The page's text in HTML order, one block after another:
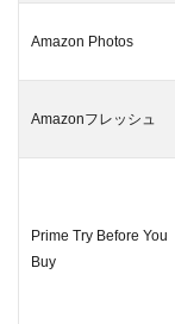
Amazon Photos
Amazonフレッシュ
Prime Try Before You
Buy